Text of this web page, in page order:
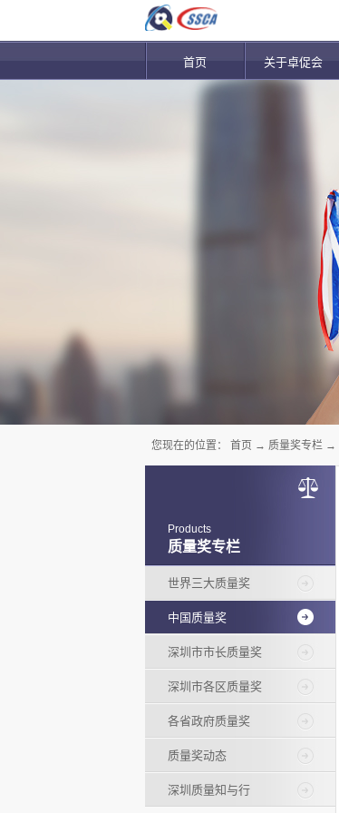
首页 关于卓促会
质量奖专栏
Products
世界三大质量奖
中国质量奖
深圳市市长质量奖
深圳市各区质量奖
各省政府质量奖
质量奖动态
深圳质量知与行
您现在的位置： 首页 → 质量奖专栏 →